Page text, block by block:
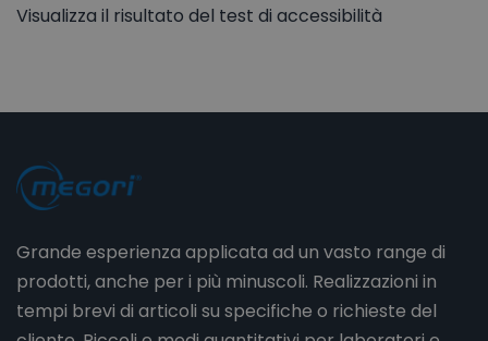
Visualizza il risultato del test di accessibilità
Grande esperienza applicata ad un vasto range di
prodotti, anche per i più minuscoli. Realizzazioni in
tempi brevi di articoli su specifiche o richieste del